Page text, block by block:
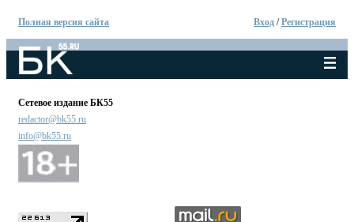
Полная версия сайта Вход /Регистрация
Сетевое издание БК55
redactor@bk55.ru
info@bk55.ru